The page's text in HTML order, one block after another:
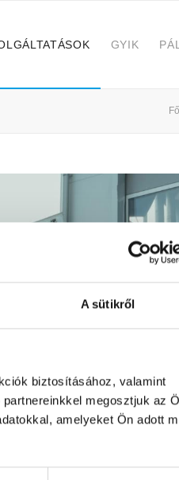
A sütikről
biztosításához, valamint
megosztjuk az
amelyeket Ön adott
GYIK